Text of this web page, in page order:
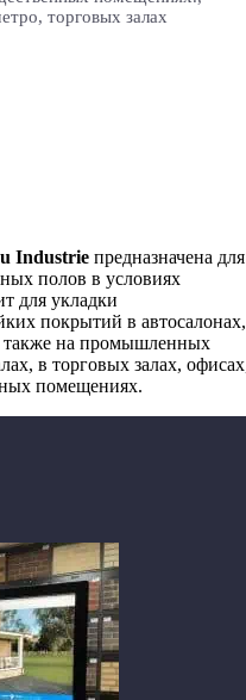
торговых залах
Industrieпредназначена для
полов в условиях
для укладки
покрытий в автосалонах,
также на промышленных
в торговых залах,
помещениях.